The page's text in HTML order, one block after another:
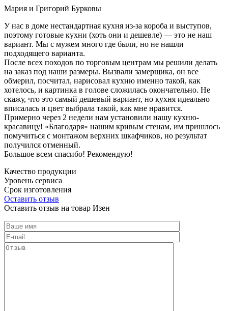
Мария и Григорий Бурковы
У нас в доме нестандартная кухня из-за короба и выступов,
поэтому готовые кухни (хоть они и дешевле) — это не наш
вариант. Мы с мужем много где были, но не нашли
подходящего варианта.
После всех походов по торговым центрам мы решили делать
на заказ под наши размеры. Вызвали замерщика, он все
обмерил, посчитал, нарисовал кухню именно такой, как
хотелось, и картинка в голове сложилась окончательно. Не
скажу, что это самый дешевый вариант, но кухня идеально
вписалась и цвет выбрала такой, как мне нравится.
Примерно через 2 недели нам установили нашу кухню-
красавицу! «Благодаря» нашим кривым стенам, им пришлось
помучиться с монтажом верхних шкафчиков, но результат
получился отменный.
Большое всем спасибо! Рекомендую!
Качество продукции
Уровень сервиса
Срок изготовления
Оставить отзыв
Оставить отзыв на товар Изен